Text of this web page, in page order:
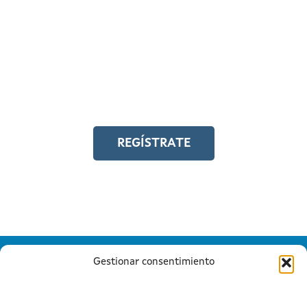
Gestionar consentimiento
REGÍSTRATE